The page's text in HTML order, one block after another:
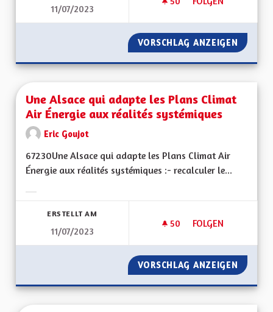
11/07/2023 UNE ALSACE
VORSCHLAG ANZEIGEN UNE
Une Alsace qui adapte les Plans Climat
Air Énergie aux réalités systémiques
Eric Goujot
67230Une Alsace qui adapte les Plans Climat Air
Énergie aux réalités systémiques :- recalculer le...
ERSTELLT AM
11/07/2023
50 50 FOLLOWER
FOLGEN
UNE ALSACE QUI
VORSCHLAG ANZEIGEN UNE